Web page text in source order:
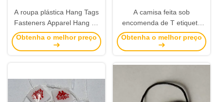
A roupa plástica Hang Tags
Fasteners Apparel Hang do
produto feito sob
encomenda etiqueta
Obtenha o melhor preço
A camisa feita sob
encomenda de T etiqueta
etiquetas de suspensão
plásticas Hang Tag
Obtenha o melhor preço